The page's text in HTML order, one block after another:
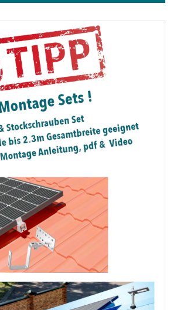
Aussendurchmesser